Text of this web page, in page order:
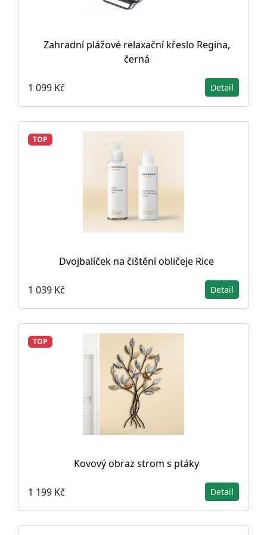
Zahradní plážové relaxační křeslo Regina,
černá
1 099 Kč Detail
TOP
Dvojbalíček na čištění obličeje Rice
1 039 Kč Detail
TOP
Kovový obraz strom s ptáky
1 199 Kč Detail